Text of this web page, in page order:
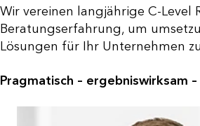
Wir vereinen langjährige C-Level
Beratungserfahrung, um
Lösungen für Ihr Unternehmen
Pragmatisch – ergebniswirksam